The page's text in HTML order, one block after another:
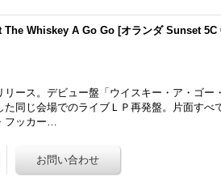
Whiskey A Go Go [オランダ Sunset 5C
ース。デビュー盤「ウイスキー・ア・ゴー
た同じ会場でのライブＬＰ再発盤。片面すべ
フッカー…